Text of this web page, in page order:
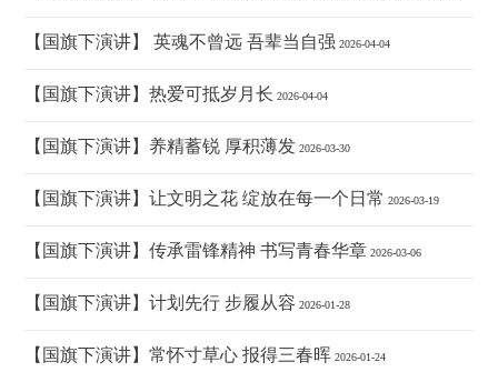
【国旗下演讲】 英魂不曾远 吾辈当自强 2026-04-04
【国旗下演讲】热爱可抵岁月长 2026-04-04
【国旗下演讲】养精蓄锐 厚积薄发 2026-03-30
【国旗下演讲】让文明之花 绽放在每一个日常 2026-03-19
【国旗下演讲】传承雷锋精神 书写青春华章 2026-03-06
【国旗下演讲】计划先行 步履从容 2026-01-28
【国旗下演讲】常怀寸草心 报得三春晖 2026-01-24